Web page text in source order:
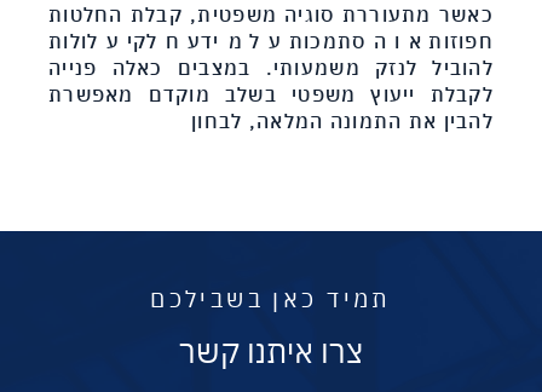
כאשר מתעוררת סוגיה משפטית, קבלת החלטות
חפוזות או הסתמכות על מידע חלקי עלולות
להוביל לנזק משמעותי. במצבים כאלה פנייה
לקבלת ייעוץ משפטי בשלב מוקדם מאפשרת
להבין את התמונה המלאה, לבחון
תמיד כאן בשבילכם
צרו איתנו קשר